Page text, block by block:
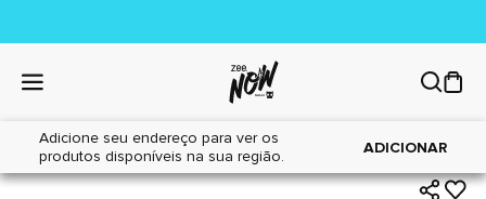
Adicione seu endereço para ver os
produtos disponíveis na sua região.
ADICIONAR
Home|Cães|Petiscos